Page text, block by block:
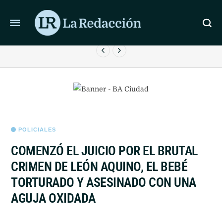
ÚLTIMAS NOTICIAS
RIVER VOLVIÓ A PERDER Y ES EL ÚNICO EQUIPO SIN
POLICIALES
COMENZÓ EL JUICIO POR EL BRUTAL
CRIMEN DE LEÓN AQUINO, EL BEBÉ
TORTURADO Y ASESINADO CON UNA
AGUJA OXIDADA